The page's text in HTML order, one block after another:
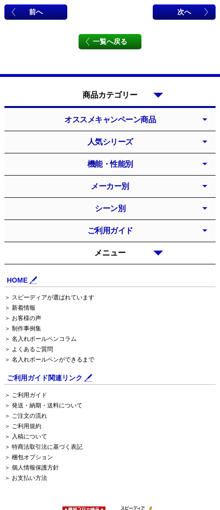
前へ 次へ
一覧へ戻る
HOME
＞ スピーディアが選ばれています
＞ 新着情報
＞ お客様の声
＞ 制作事例集
＞ 名入れボールペンコラム
＞ よくあるご質問
＞ 名入れボールペンができるまで
ご利用ガイド関連リンク
＞ ご利用ガイド
＞ 発送・納期・送料について
＞ ご注文の流れ
＞ ご利用規約
＞ 入稿について
＞ 特商法取引法に基づく表記
＞ 梱包オプション
＞ 個人情報保護方針
＞ お支払い方法
メニュー
オススメキャンペーン商品
人気シリーズ
機能・性能別
メーカー別
シーン別
ご利用ガイド
商品カテゴリー